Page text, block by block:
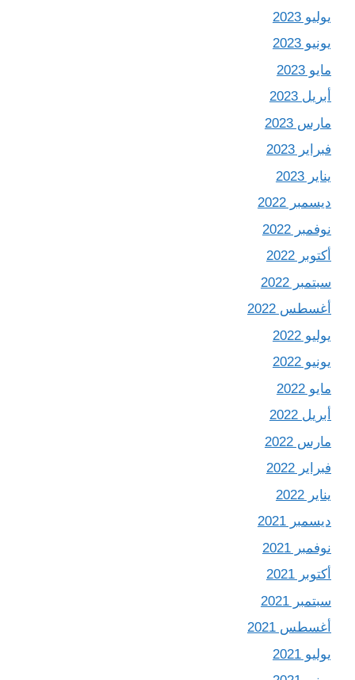
يوليو 2023
يونيو 2023
مايو 2023
أبريل 2023
مارس 2023
فبراير 2023
يناير 2023
ديسمبر 2022
نوفمبر 2022
أكتوبر 2022
سبتمبر 2022
أغسطس 2022
يوليو 2022
يونيو 2022
مايو 2022
أبريل 2022
مارس 2022
فبراير 2022
يناير 2022
ديسمبر 2021
نوفمبر 2021
أكتوبر 2021
سبتمبر 2021
أغسطس 2021
يوليو 2021